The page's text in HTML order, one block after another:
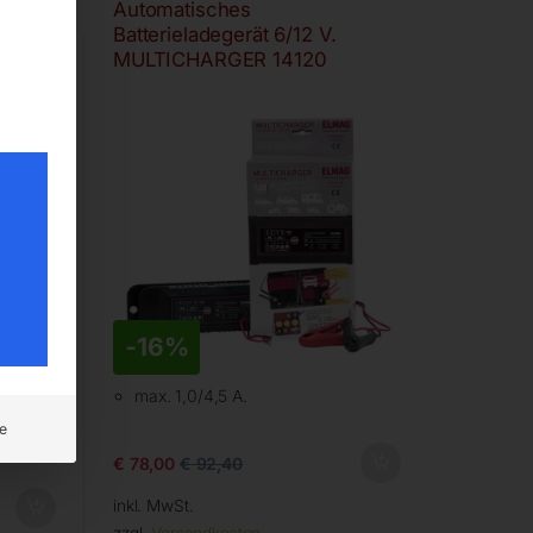
Automatisches
Batterieladegerät 6/12 V.
MULTICHARGER 14120
-16%
max. 1,0/4,5 A.
€ 78,00 €92,40
inkl. MwSt.